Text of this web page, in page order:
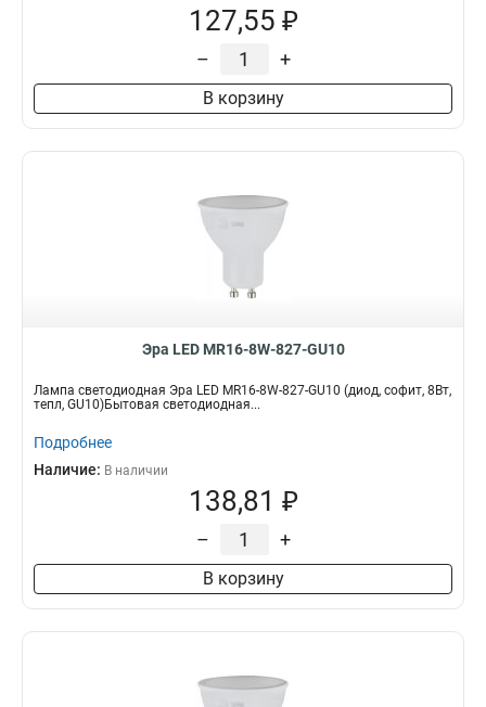
127,55 ₽
– +
В корзину
Эра LED MR16-8W-827-GU10
Лампа светодиодная Эра LED MR16-8W-827-GU10 (диод, софит, 8Вт,
тепл, GU10)Бытовая светодиодная...
Подробнее
Наличие: В наличии
138,81 ₽
– +
В корзину